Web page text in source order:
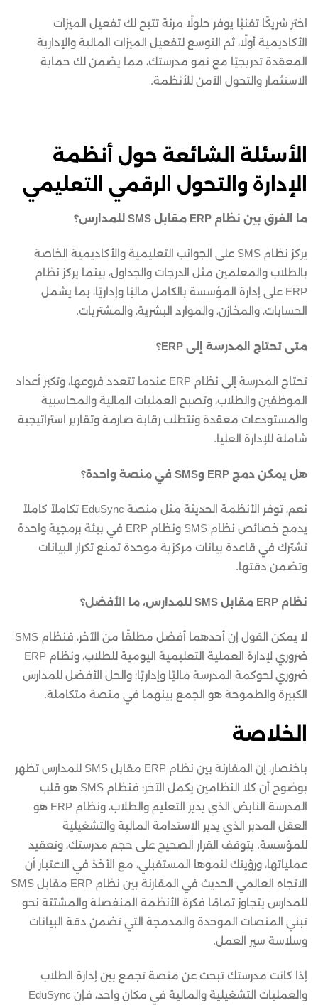
اختر شريكًا تقنيًا يوفر حلولًا مرنة تتيح لك تفعيل الميزات
الأكاديمية أولًا، ثم التوسع لتفعيل الميزات المالية والإدارية
المعقدة تدريجيًا مع نمو مدرستك، مما يضمن لك حماية
الاستثمار والتحول الآمن للأنظمة.
الأسئلة الشائعة حول أنظمة
الإدارة والتحول الرقمي التعليمي
ما الفرق بين نظام ERP مقابل SMS للمدارس؟
يركز نظام SMS على الجوانب التعليمية والأكاديمية الخاصة
بالطلاب والمعلمين مثل الدرجات والجداول، بينما يركز نظام
ERP على إدارة المؤسسة بالكامل ماليًا وإداريًا، بما يشمل
الحسابات، والمخازن، والموارد البشرية، والمشتريات.
متى تحتاج المدرسة إلى ERP؟
تحتاج المدرسة إلى نظام ERP عندما تتعدد فروعها، وتكبر أعداد
الموظفين والطلاب، وتصبح العمليات المالية والمحاسبية
والمستودعات معقدة وتتطلب رقابة صارمة وتقارير استراتيجية
شاملة للإدارة العليا.
هل يمكن دمج ERP وSMS في منصة واحدة؟
نعم، توفر الأنظمة الحديثة مثل منصة EduSync تكاملاً كاملاً
يدمج خصائص نظام SMS ونظام ERP في بيئة برمجية واحدة
تشترك في قاعدة بيانات مركزية موحدة تمنع تكرار البيانات
وتضمن دقتها.
نظام ERP مقابل SMS للمدارس، ما الأفضل؟
لا يمكن القول إن أحدهما أفضل مطلقًا من الآخر، فنظام SMS
ضروري لإدارة العملية التعليمية اليومية للطلاب، ونظام ERP
ضروري لحوكمة المدرسة ماليًا وإداريًا؛ والحل الأفضل للمدارس
الكبيرة والطموحة هو الجمع بينهما في منصة متكاملة.
الخلاصة
باختصار، إن المقارنة بين نظام ERP مقابل SMS للمدارس تظهر
بوضوح أن كلا النظامين يكمل الآخر؛ فنظام SMS هو قلب
المدرسة النابض الذي يدير التعليم والطلاب، ونظام ERP هو
العقل المدبر الذي يدير الاستدامة المالية والتشغيلية
للمؤسسة. يتوقف القرار الصحيح على حجم مدرستك، وتعقيد
عملياتها، ورؤيتك لنموها المستقبلي، مع الأخذ في الاعتبار أن
الاتجاه العالمي الحديث في المقارنة بين نظام ERP مقابل SMS
للمدارس يتجاوز تمامًا فكرة الأنظمة المنفصلة والمشتتة نحو
تبني المنصات الموحدة والمدمجة التي تضمن دقة البيانات
وسلاسة سير العمل.
إذا كانت مدرستك تبحث عن منصة تجمع بين إدارة الطلاب
والعمليات التشغيلية والمالية في مكان واحد، فإن EduSync